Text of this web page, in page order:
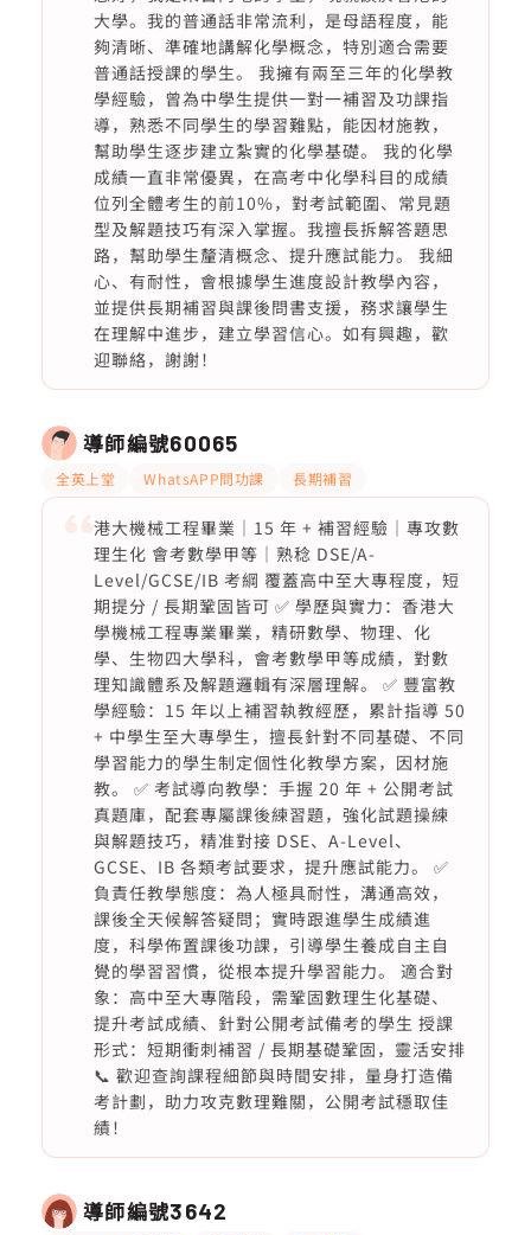
大學。我的普通話非常流利，是母語程度，能
夠清晰、準確地講解化學概念，特別適合需要
普通話授課的學生。 我擁有兩至三年的化學教
學經驗，曾為中學生提供一對一補習及功課指
導，熟悉不同學生的學習難點，能因材施教，
幫助學生逐步建立紮實的化學基礎。 我的化學
成績一直非常優異，在高考中化學科目的成績
位列全體考生的前10%，對考試範圍、常見題
型及解題技巧有深入掌握。我擅長拆解答題思
路，幫助學生釐清概念、提升應試能力。 我細
心、有耐性，會根據學生進度設計教學內容，
並提供長期補習與課後問書支援，務求讓學生
在理解中進步，建立學習信心。如有興趣，歡
迎聯絡，謝謝！
導師編號60065
全英上堂 WhatsAPP問功課 長期補習
港大機械工程畢業｜15 年 + 補習經驗｜專攻數
理生化 會考數學甲等｜熟稔 DSE/A-
Level/GCSE/IB 考綱 覆蓋高中至大專程度，短
期提分 / 長期鞏固皆可 ✅ 學歷與實力：香港大
學機械工程專業畢業，精研數學、物理、化
學、生物四大學科，會考數學甲等成績，對數
理知識體系及解題邏輯有深層理解。 ✅ 豐富教
學經驗：15 年以上補習執教經歷，累計指導 50
+ 中學生至大專學生，擅長針對不同基礎、不同
學習能力的學生制定個性化教學方案，因材施
教。 ✅ 考試導向教學：手握 20 年 + 公開考試
真題庫，配套專屬課後練習題，強化試題操練
與解題技巧，精准對接 DSE、A-Level、
GCSE、IB 各類考試要求，提升應試能力。 ✅
負責任教學態度：為人極具耐性，溝通高效，
課後全天候解答疑問；實時跟進學生成績進
度，科學佈置課後功課，引導學生養成自主自
覺的學習習慣，從根本提升學習能力。 適合對
象：高中至大專階段，需鞏固數理生化基礎、
提升考試成績、針對公開考試備考的學生 授課
形式：短期衝刺補習 / 長期基礎鞏固，靈活安排
📞 歡迎查詢課程細節與時間安排，量身打造備
考計劃，助力攻克數理難關，公開考試穩取佳
績！
導師編號3642